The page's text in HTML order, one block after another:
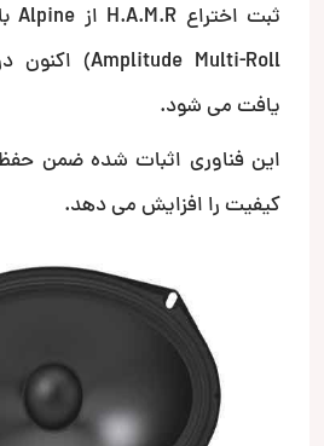
یافت می شود.
این فناوری اثبات شده ضمن
کیفیت را افزایش می دهد.